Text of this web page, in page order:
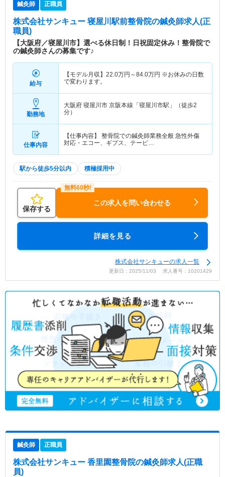
鍼灸師 正職員
株式会社サンキュー 寝屋川駅前整骨院の鍼灸師求人(正
職員)
【大阪府／寝屋川市】選べる休日制！日祝固定休み！整骨院で
の鍼灸師さんの募集です♪
給与
【モデル月収】 22.0万円～84.0万円 ※お休みの日数
で変わります。
勤務地
大阪府 寝屋川市 京阪本線「寝屋川市駅」（徒歩2
分）
仕事内容
【仕事内容】 整骨院での鍼灸師業務全般 急性外傷
対応・エコー、ギプス、テーピ…
駅から徒歩5分以内 積極採用中
保存する
この求人を問い合わせる
詳細を見る
株式会社サンキューの求人一覧
更新日：2025/11/03 求人番号：10201429
鍼灸師 正職員
株式会社サンキュー 香里園整骨院の鍼灸師求人(正職
員)